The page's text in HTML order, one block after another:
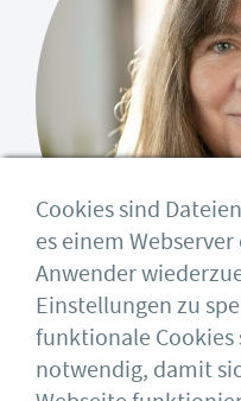
Marianne
Cookies sind
es einem
Anwender
Einstellungen zu
funktionale Cookies
notwendig, damit